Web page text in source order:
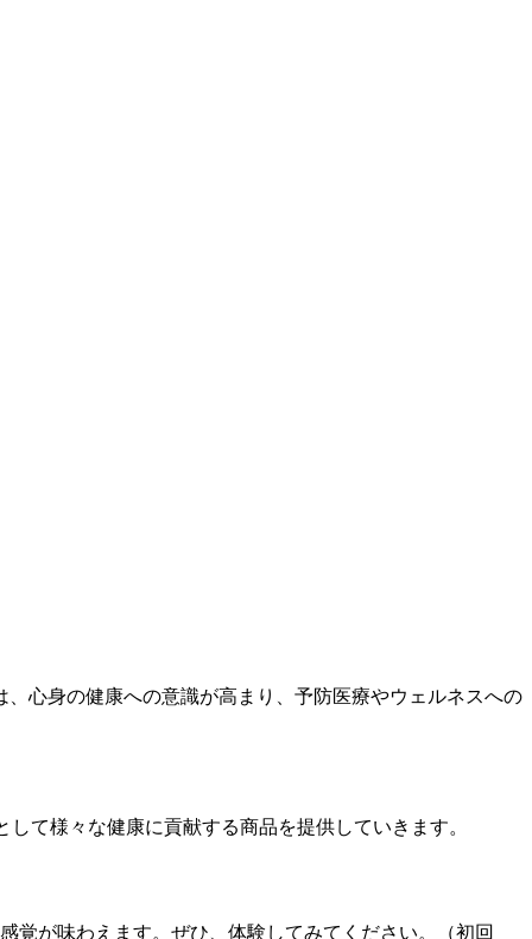
、心身の健康への意識が高まり、予防医療やウェルネスへの
て様々な健康に貢献する商品を提供していきます。
覚が味わえます。ぜひ、体験してみてください。（初回